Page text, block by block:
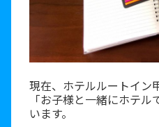
現在、ホテルルートイン
「お子様と一緒にホテ
います。